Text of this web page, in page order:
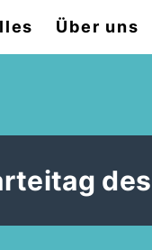
Über uns